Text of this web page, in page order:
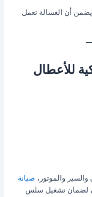
أن الغسالة تعمل
للأعطال
والموتور، صيانة
لضمان تشغيل سلس